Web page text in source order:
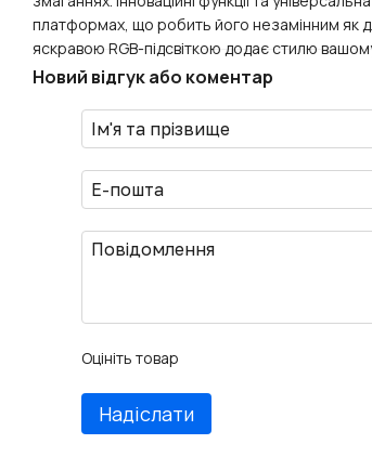
платформах, що робить його незамінним як
яскравою RGB-підсвіткою додає стилю
Новий відгук або коментар
Оцініть товар
Надіслати